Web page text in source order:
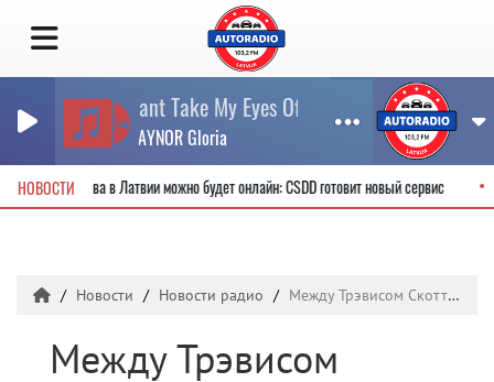
Cant Take My Eyes Off Of You
GAYNOR Gloria
НОВОСТИ права в Латвии можно будет онлайн: CSDD готовит новый сервис
Новости Новости радио Между Трэвисом Скоттом, Канье Уэстом и Карди Би: у Лободы вышло ASMR-интервью с главным конкурентом американского MTV
Между Трэвисом